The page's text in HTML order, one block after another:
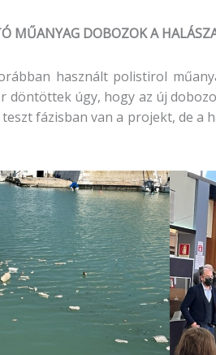
MŰANYAG DOBOZOK A
használt polistirol
döntöttek úgy, hogy az új
teszt fázisban van a projekt, de